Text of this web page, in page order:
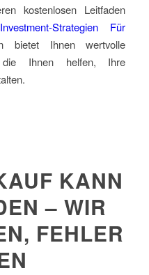
kostenlosen Leitfaden
Strategien Für
bietet Ihnen wertvolle
die Ihnen helfen, Ihre
KANN
– WIR
FEHLER